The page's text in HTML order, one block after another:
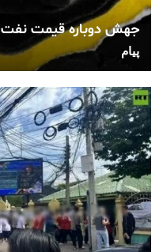
جهش دوباره قیمت نفت
پیام